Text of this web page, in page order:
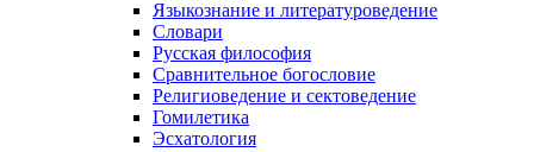
Языкознание и литературоведение
Словари
Русская философия
Сравнительное богословие
Религиоведение и сектоведение
Гомилетика
Эсхатология